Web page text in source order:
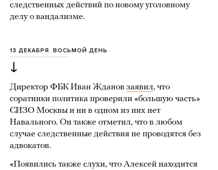
следственных действий по новому уголовному
делу о вандализме.
13 ДЕКАБРЯ. ВОСЬМОЙ ДЕНЬ
↓
Директор ФБК Иван Жданов заявил, что
соратники политика проверили «большую часть»
СИЗО Москвы и ни в одном из них нет
Навального. Он также отметил, что в любом
случае следственные действия не проводятся без
адвокатов.
«Появились также слухи, что Алексей находится